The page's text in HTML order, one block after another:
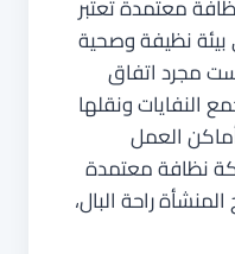
معتمدة تعتبر
بيئة نظيفة وصحية
مجرد اتفاق
النفايات ونقلها
العمل
نظافة معتمدة
راحة البال،